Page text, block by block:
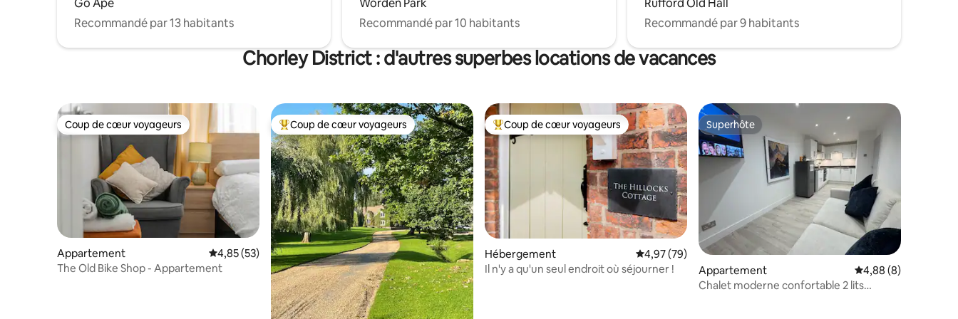
Go Ape
Recommandé par 13 habitants
Worden Park
Recommandé par 10 habitants
Rufford Old Hall
Recommandé par 9 habitants
Chorley District : d'autres superbes locations de vacances
Coup de cœur voyageurs
Coup de cœur voyageurs
Appartement Évaluation moyenne sur la base de 53 commentaires : 4,85 sur 5
4,85 (53)
The Old Bike Shop - Appartement
Coups de cœur voyageurs les plus appréciés
Coup de cœur voyageurs Coups de cœur voyageurs les plus appréciés
Coup de cœur voyageurs
Hébergement Évaluation moyenne sur la base de 79 commentaires : 4,97 sur 5
4,97 (79)
Il n'y a qu'un seul endroit où séjourner !
Superhôte
Superhôte
Appartement Évaluation moyenne
4,88 (8)
Chalet moderne confortable 2 lits